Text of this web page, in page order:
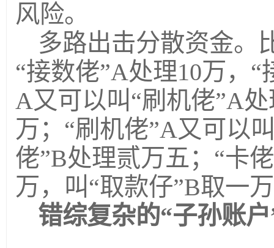
风险。
多路出击分散资金。
“接数佬”A处理10万，
A又可以叫“刷机佬”A
万；“刷机佬”A又可以
佬”B处理贰万五；“卡
万，叫“取款仔”B取一
错综复杂的“子孙账